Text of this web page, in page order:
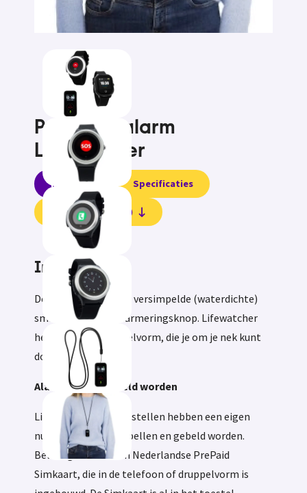
Personen alarm
Lifewatcher
Informatie Specificaties
Beoordelingen (0)
Informatie
De lifewatcher is een versimpelde (waterdichte)
smartwatch met alarmeringsknop. Lifewatcher
heeft ook een druppelvorm, die je om je nek kunt
doen als hanger.
Alarmeren en gebeld worden
LifeWatcher GPS toestellen hebben een eigen
nummer en kunnen bellen en gebeld worden.
Bellen gaat met een Nederlandse PrePaid
Simkaart, die in de telefoon of druppelvorm is